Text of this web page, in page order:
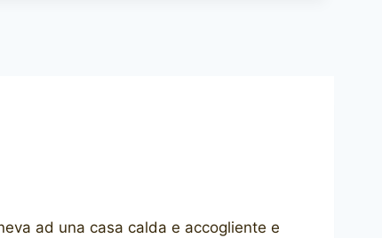
ad una casa calda e accogliente e